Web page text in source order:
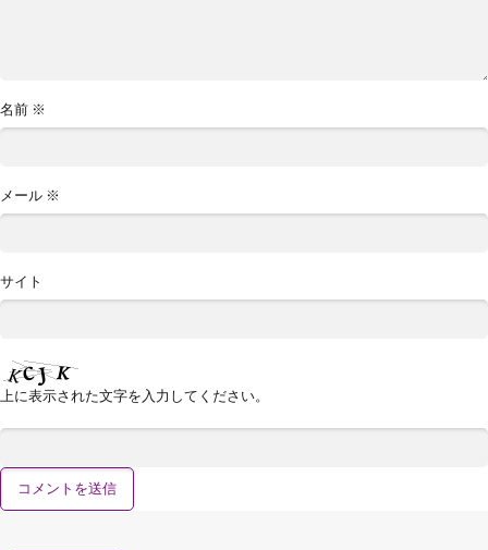
名前 ※
メール ※
サイト
上に表示された文字を入力してください。